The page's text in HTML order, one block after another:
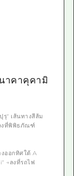
าคาคุคามิ
รุ” เส้นทางสีส้ม
งที่พิพิธภัณฑ์
งออกทิศใต้ A
→ลงที่รถไฟ